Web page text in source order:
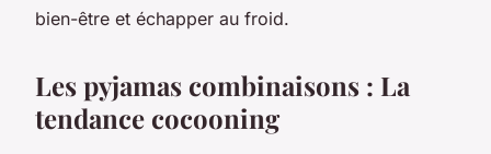
bien-être et échapper au froid.
Les pyjamas combinaisons : La
tendance cocooning